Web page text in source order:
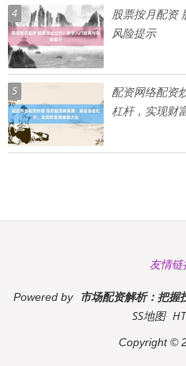
4
股票按月配资
风险提示
5
配资网络配资
杠杆，实现财
友情链
Powered by 市场配资解析：把握
SS地图
Copyright©